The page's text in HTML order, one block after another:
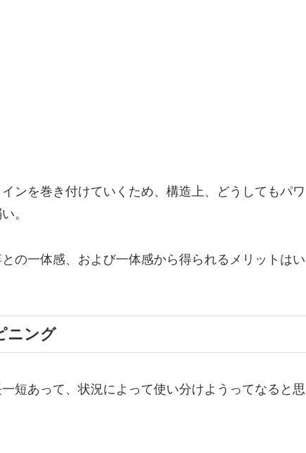
ンを巻き付けていくため、構造上、どうしてもパワ
。
の一体感、および一体感から得られるメリットはい
ニング
短あって、状況によって使い分けようってなると思